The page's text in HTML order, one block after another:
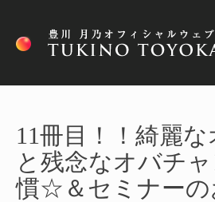
11冊目！！綺麗
と残念なオバチ
慣☆＆セミナーの